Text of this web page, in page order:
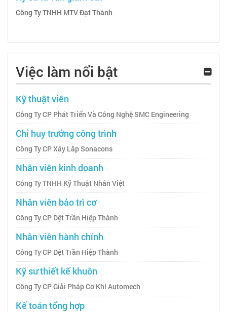
Công Ty TNHH MTV Đạt Thành
Việc làm nổi bật
Kỹ thuật viên
Công Ty CP Phát Triển Và Công Nghệ SMC Engineering
Chỉ huy trưởng công trình
Công Ty CP Xây Lắp Sonacons
Nhân viên kinh doanh
Công Ty TNHH Kỹ Thuật Nhân Việt
Nhân viên bảo trì cơ
Công Ty CP Dệt Trần Hiệp Thành
Nhân viên hành chính
Công Ty CP Dệt Trần Hiệp Thành
Kỹ sư thiết kế khuôn
Công Ty CP Giải Pháp Cơ Khí Automech
Kế toán tổng hợp